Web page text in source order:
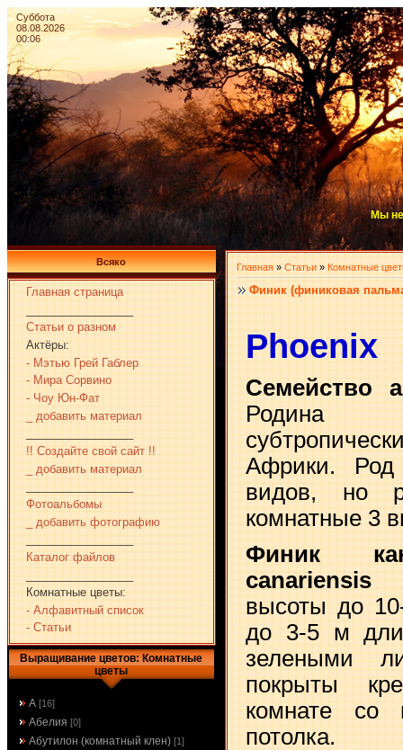
Суббота
08.08.2026
00:06
Мы не
Всяко
Главная страница
Статьи о разном
Актёры:
- Мэтью Грей Габлер
- Мира Сорвино
- Чоу Юн-Фат
_ добавить материал
!! Создайте свой сайт !!
_ добавить материал
Фотоальбомы
_ добавить фотографию
Каталог файлов
Комнатные цветы:
- Алфавитный список
- Статьи
Выращивание цветов: Комнатные
цветы
А [16]
Абелия [0]
Абутилон (комнатный клен) [1]
Главная » Статьи » Комнатные
Финик (финиковая
Phoenix
Семейство
Родина
Африки. Род
видов, но
комнатные 3
Финик
canariensis
высоты до
до 3-5 м
зелеными
покрыты
комнате со
потолка.